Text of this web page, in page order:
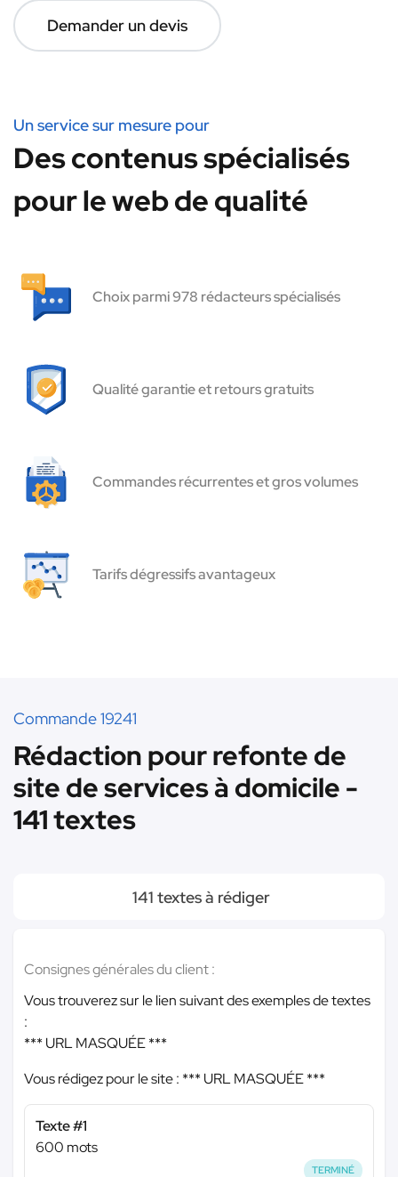
Demander un devis
Un service sur mesure pour
Des contenus spécialisés
pour le web de qualité
Choix parmi 978 rédacteurs spécialisés
Qualité garantie et retours gratuits
Commandes récurrentes et gros volumes
Tarifs dégressifs avantageux
Commande 19241
Rédaction pour refonte de
site de services à domicile -
141 textes
141 textes à rédiger
Consignes générales du client :
Vous trouverez sur le lien suivant des exemples de textes
:
*** URL MASQUÉE ***
Vous rédigez pour le site : *** URL MASQUÉE ***
Texte #1
600 mots
TERMINÉ